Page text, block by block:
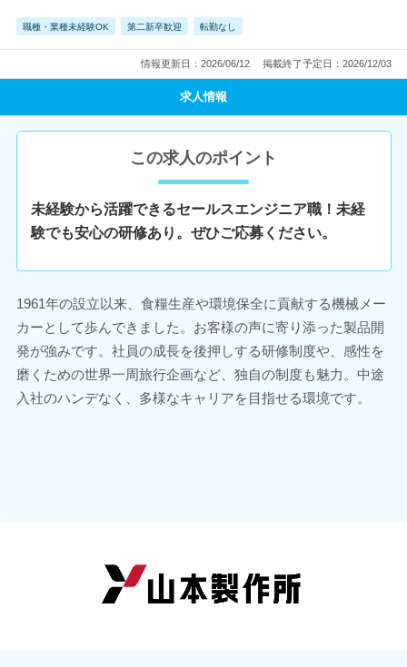
職種・業種未経験OK 第二新卒歓迎 転勤なし
情報更新日：2026/06/12 掲載終了予定日：2026/12/03
求人情報
この求人のポイント
未経験から活躍できるセールスエンジニア職！未経
験でも安心の研修あり。ぜひご応募ください。
1961年の設立以来、食糧生産や環境保全に貢献する機械メー
カーとして歩んできました。お客様の声に寄り添った製品開
発が強みです。社員の成長を後押しする研修制度や、感性を
磨くための世界一周旅行企画など、独自の制度も魅力。中途
入社のハンデなく、多様なキャリアを目指せる環境です。